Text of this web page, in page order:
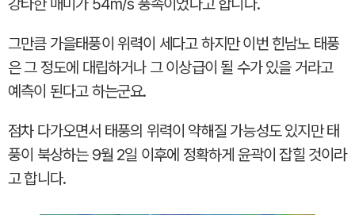
그만큼 가을태풍이 위력이 세다고 하지만 이번 힌남노 태풍
은 그 정도에 대립하거나 그 이상급이 될 수가 있을 거라고
예측이 된다고 하는군요.
점차 다가오면서 태풍의 위력이 약해질 가능성도 있지만 태
풍이 북상하는 9월 2일 이후에 정확하게 윤곽이 잡힐 것이라
고 합니다.